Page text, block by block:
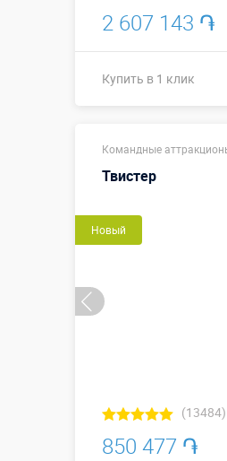
2 607 143 ֏
Купить в 1 клик
Больше
Смотреть
Командные
Твистер
Новый
(13484)
850 477 ֏